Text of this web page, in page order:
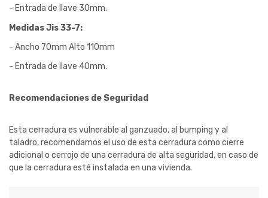
- Entrada de llave 30mm.
Medidas Jis 33-7:
- Ancho 70mm Alto 110mm
- Entrada de llave 40mm.
Recomendaciones de Seguridad
Esta cerradura es vulnerable al ganzuado, al bumping y al
taladro, recomendamos el uso de esta cerradura como cierre
adicional o cerrojo de una cerradura de alta seguridad, en caso de
que la cerradura esté instalada en una vivienda.